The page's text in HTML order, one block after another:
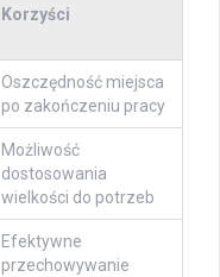
Korzyści
Oszczędność miejsca
po zakończeniu pracy
Możliwość
dostosowania
wielkości do potrzeb
Efektywne
przechowywanie